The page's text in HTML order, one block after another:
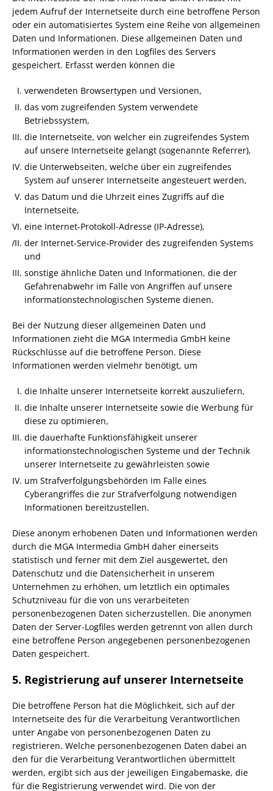
jedem Aufruf der Internetseite durch eine betroffene Person
oder ein automatisiertes System eine Reihe von allgemeinen
Daten und Informationen. Diese allgemeinen Daten und
Informationen werden in den Logfiles des Servers
gespeichert. Erfasst werden können die
verwendeten Browsertypen und Versionen,
das vom zugreifenden System verwendete
Betriebssystem,
die Internetseite, von welcher ein zugreifendes System
auf unsere Internetseite gelangt (sogenannte Referrer),
die Unterwebseiten, welche über ein zugreifendes
System auf unserer Internetseite angesteuert werden,
das Datum und die Uhrzeit eines Zugriffs auf die
Internetseite,
eine Internet-Protokoll-Adresse (IP-Adresse),
der Internet-Service-Provider des zugreifenden Systems
und
sonstige ähnliche Daten und Informationen, die der
Gefahrenabwehr im Falle von Angriffen auf unsere
informationstechnologischen Systeme dienen.
Bei der Nutzung dieser allgemeinen Daten und
Informationen zieht die MGA Intermedia GmbH keine
Rückschlüsse auf die betroffene Person. Diese
Informationen werden vielmehr benötigt, um
die Inhalte unserer Internetseite korrekt auszuliefern,
die Inhalte unserer Internetseite sowie die Werbung für
diese zu optimieren,
die dauerhafte Funktionsfähigkeit unserer
informationstechnologischen Systeme und der Technik
unserer Internetseite zu gewährleisten sowie
um Strafverfolgungsbehörden im Falle eines
Cyberangriffes die zur Strafverfolgung notwendigen
Informationen bereitzustellen.
Diese anonym erhobenen Daten und Informationen werden
durch die MGA Intermedia GmbH daher einerseits
statistisch und ferner mit dem Ziel ausgewertet, den
Datenschutz und die Datensicherheit in unserem
Unternehmen zu erhöhen, um letztlich ein optimales
Schutzniveau für die von uns verarbeiteten
personenbezogenen Daten sicherzustellen. Die anonymen
Daten der Server-Logfiles werden getrennt von allen durch
eine betroffene Person angegebenen personenbezogenen
Daten gespeichert.
5. Registrierung auf unserer Internetseite
Die betroffene Person hat die Möglichkeit, sich auf der
Internetseite des für die Verarbeitung Verantwortlichen
unter Angabe von personenbezogenen Daten zu
registrieren. Welche personenbezogenen Daten dabei an
den für die Verarbeitung Verantwortlichen übermittelt
werden, ergibt sich aus der jeweiligen Eingabemaske, die
für die Registrierung verwendet wird. Die von der